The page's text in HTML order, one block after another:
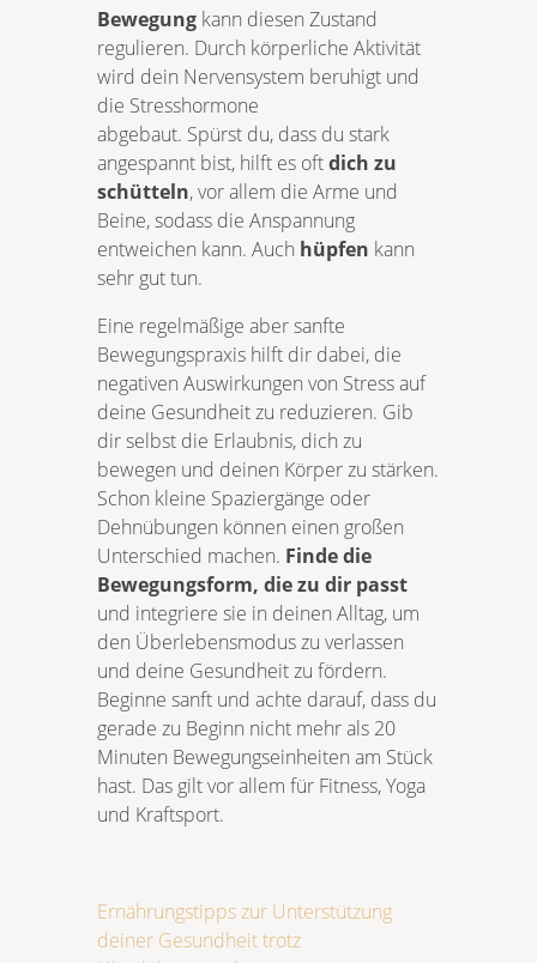
Bewegungkann diesen Zustand
regulieren. Durch körperliche Aktivität
wird dein Nervensystem beruhigt und
die Stresshormone
abgebaut. Spürst du, dass du stark
angespannt bist, hilft es oftdich zu
schütteln, vor allem die Arme und
Beine, sodass die Anspannung
entweichen kann. Auch hüpfen kann
sehr gut tun.
Eine regelmäßige aber sanfte
Bewegungspraxis hilft dir dabei, die
negativen Auswirkungen von Stress auf
deine Gesundheit zu reduzieren. Gib
dir selbst die Erlaubnis, dich zu
bewegen und deinen Körper zu stärken.
Schon kleine Spaziergänge oder
Dehnübungen können einen großen
Unterschied machen. Finde die
Bewegungsform, die zu dir passt
und integriere sie in deinen Alltag, um
den Überlebensmodus zu verlassen
und deine Gesundheit zu fördern.
Beginne sanft und achte darauf, dass du
gerade zu Beginn nicht mehr als 20
Minuten Bewegungseinheiten am Stück
hast. Das gilt vor allem für Fitness, Yoga
und Kraftsport.
Ernährungstipps zur Unterstützung
deiner Gesundheit trotz